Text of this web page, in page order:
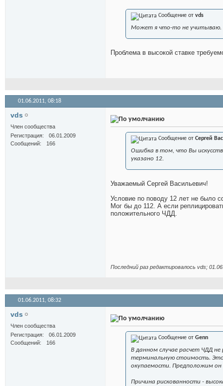
Сообщение от vds
Может я что-то не учитываю.
Проблема в высокой ставке
01.06.2011, 08:18
vds
Член сообщества
Регистрация
06.01.2009
Сообщений
166
Сообщение от Сергей
Ошибка в том, что Вы
указано 12.
Уважаемый Сергей Васильевич!
Условие по поводу 12 лет не было
Мог бы до 112. А если
положительного ЧДД.
Последний раз редактировалось vds;
01.06.2011, 08:32
vds
Член сообщества
Регистрация
06.01.2009
Сообщений
166
Сообщение от Genn
В данном случае расчет ЧДД
терминальную стоимость.
окупаемости. Предположим он
Причина рискованности -